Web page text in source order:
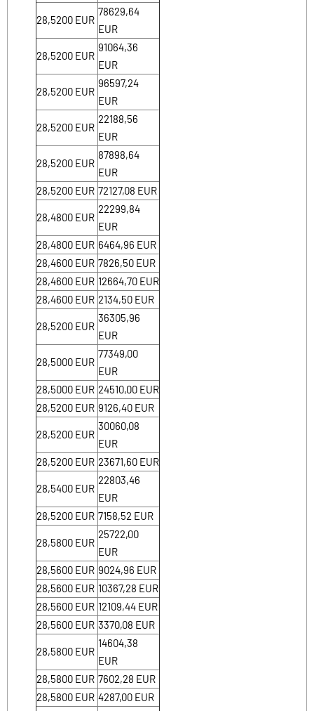
28,5200 EUR
78629,64
EUR
28,5200 EUR
91064,36
EUR
28,5200 EUR
96597,24
EUR
28,5200 EUR
22188,56
EUR
28,5200 EUR
87898,64
EUR
28,5200 EUR 72127,08 EUR
28,4800 EUR
22299,84
EUR
28,4800 EUR 6464,96 EUR
28,4600 EUR 7826,50 EUR
28,4600 EUR 12664,70 EUR
28,4600 EUR 2134,50 EUR
28,5200 EUR
36305,96
EUR
28,5000 EUR
77349,00
EUR
28,5000 EUR 24510,00 EUR
28,5200 EUR 9126,40 EUR
28,5200 EUR
30060,08
EUR
28,5200 EUR 23671,60 EUR
28,5400 EUR
22803,46
EUR
28,5200 EUR 7158,52 EUR
28,5800 EUR
25722,00
EUR
28,5600 EUR 9024,96 EUR
28,5600 EUR 10367,28 EUR
28,5600 EUR 12109,44 EUR
28,5600 EUR 3370,08 EUR
28,5800 EUR
14604,38
EUR
28,5800 EUR 7602,28 EUR
28,5800 EUR 4287,00 EUR